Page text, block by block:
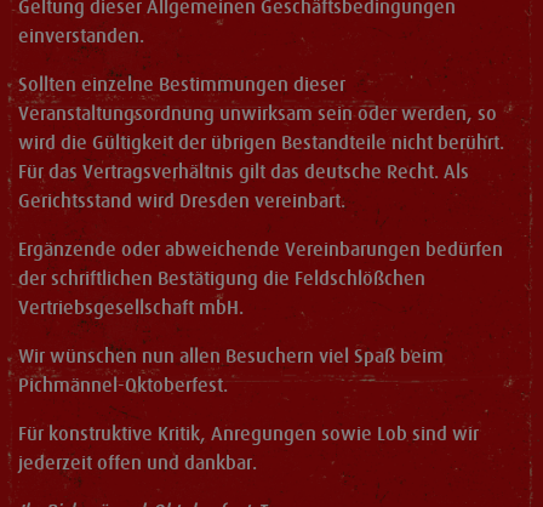
Geltung dieser Allgemeinen Geschäftsbedingungen
einverstanden.
Sollten einzelne Bestimmungen dieser
Veranstaltungsordnung unwirksam sein oder werden, so
wird die Gültigkeit der übrigen Bestandteile nicht berührt.
Für das Vertragsverhältnis gilt das deutsche Recht. Als
Gerichtsstand wird Dresden vereinbart.
Ergänzende oder abweichende Vereinbarungen bedürfen
der schriftlichen Bestätigung die Feldschlößchen
Vertriebsgesellschaft mbH.
Wir wünschen nun allen Besuchern viel Spaß beim
Pichmännel-Oktoberfest.
Für konstruktive Kritik, Anregungen sowie Lob sind wir
jederzeit offen und dankbar.